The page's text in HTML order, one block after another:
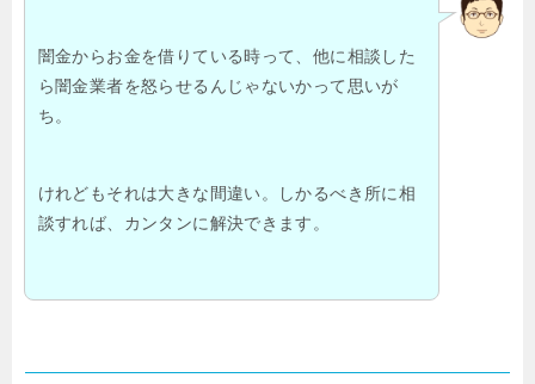
闇金からお金を借りている時って、他に相談した
ら闇金業者を怒らせるんじゃないかって思いが
ち。
けれどもそれは大きな間違い。しかるべき所に相
談すれば、カンタンに解決できます。